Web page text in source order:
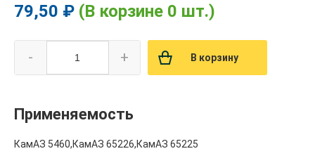
79,50 ₽ (В корзине 0 шт.)
- + В корзину
Применяемость
КамАЗ 5460,КамАЗ 65226,КамАЗ 65225